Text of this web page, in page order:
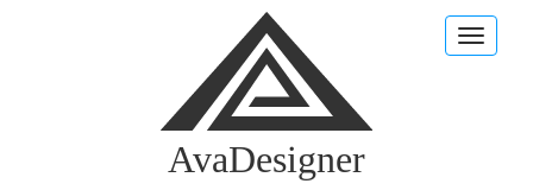
Toggle
navigation
AvaDesigner